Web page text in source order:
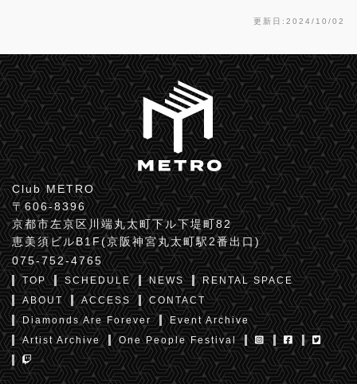
更新日:2024/10/02
Club METRO
〒606-8396
京都市左京区川端丸太町下ル下堤町82
恵美須ビルB1F(京阪神宮丸太町駅2番出口)
075-752-4765
TOP SCHEDULE NEWS
RENTAL SPACE
ABOUT
ACCESS
CONTACT
Diamonds Are Forever
Event Archive
Artist Archive
One People Festival